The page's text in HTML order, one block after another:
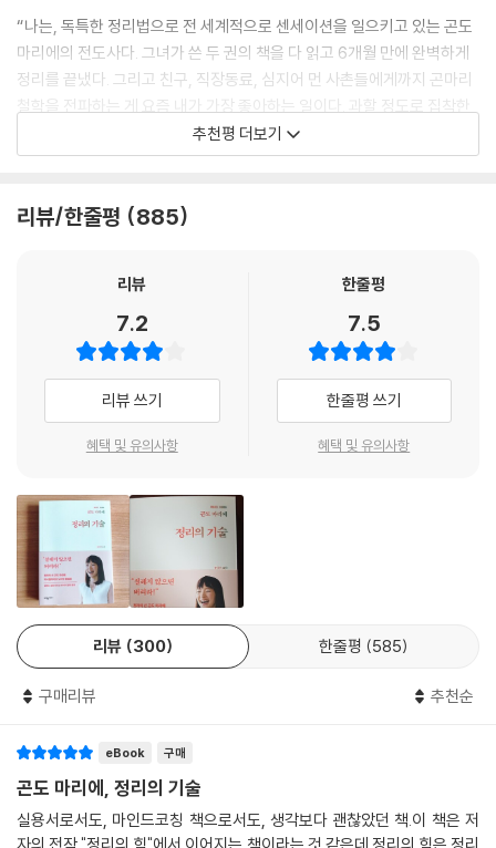
정리는 마음먹기에 달렸다 218
53 가족사진 정리 요령
가족사진은 가족과 함께 정리하자 222
54 디지털 사진 및 추억의 물건 정리 요령
추억의 물건은 가능한 빨리 정리하라 225
56 정리가 가져다준 변화
57 정리가 인간관계에 미치는 효과
58 정리 후 일상의 변화
정리를 끝내면 일상이 정돈된다 241
59 다른 사람의 물건을 다루는 요령
다른 사람의 물건을 함부로 대하지 마라 244
60 타인의 가치관을 인정하기
아이들에게 옷 개는 방법을 가르치자 252
62 즐거운 마음으로 정리하기
정리를 어렵게 생각하지 말자 256
63 추억이 담긴 물건의 가치
설레는 물건은 즐거운 삶을 선사한다 260
에필로그 두려워 말고 정리를 즐겨라 265
리했는데 제자리가 정해지지 않은 물건들이 집 안에 넘쳐나는 상태다. 따
라서 어수선해도 모든 물건에 제자리가 정해져 있다면 정리를 하는 데 문
제될 것이 없다. 나 역시 일이 바쁠 때는 허둥지둥 나갔다가 집에 들어오기
때문에 녹초가 돼서 미처 개지 못한 빨래가 쌓여 있는 경우가 종종 있다. 그
래도 냉정할 수 있는 것은 잠깐만 시간을 들이면 원래의 깔끔한 방으로 돌
아갈 수 있다는 것을 알기 때문이다. ‘30분이면 깨끗해질 수 있다’는 확신
단순히 물건들이 흐트러진 것뿐인데 ‘아, 리바운드되어버렸어’ 하고 착각
하는 것이 문제다. 이런 식으로 생각하면 정리를 하겠다는 의욕이 크게 떨
따라서 정리 축제 과정에서 물건이 어질러졌다고 해서 절대 실망하지 말
도저히 버릴 수 없는 물건이 있다면 굳이 수납을 달리 나누지 말고 당당히
그 자리에 남겨두라고 권한다. ‘3개월 동안 쓰지 않으면 버리는 수밖에 없
다’는 면죄부를 바라는 마음에 물건을 다른 것들과 나눠서 수납하는 것은
--- p.55-56
방은 아직 정리 축제 중이고, 레슨을 계속 이어나가야 하는데 그럴 수 없는
상황이 생긴다.
그런 경우 나는 하는 수 없이 “다음 레슨까지 직접 할 수 있는 범위만큼 해
보세요”라며 과제를 내준다. 이때 고객에게 제시하는 과제와 당부하는 말
중에 하나가 ‘수납의 4원칙’이다. 즉 수납할 때에는 ‘갠다, 세운다, 집중시
킨다, 사각으로 나눈다’ 이 네 가지를 기억해야 한다. 수납의 4원칙은 의류
뿐 아니라 다른 모든 물건의 수납에도 활용할 수 있다.
수납 장소를 결정할 때에는 집의 구조에 따라 세세하게 그 장소를 바꿔야
하는데 이때도 지켜야 할 몇 가지 철칙이 있다. 즉 ‘집 안에 딸린 수납 공간
부터 채우기’와 ‘큰 물건부터 자리 확보하기’다.
완벽한 미니멀라이프를 위한 실용 노하우 총망라!
곤도 마리에, 이 이름을 딴 ‘곤마리하다(to konmari)’는 ‘정리하다’라는
뜻을 지닌 동사로 사용될 정도로 곤도 마리에는 전 세계적으로 유명한 ‘정
리의 여왕’이 되었다. 전 세계에 곤마리 열풍을 몰고온 『정리의 힘』은, 미국
에서는 2014년에, 『The Life-Changing Magic of Tidying Up』이라
만 부 이상 판매되었다. 『정리의 기술』은 그에 이은 두 번째 책으로 미국에
이어 ‘곤마리 정리철학으로 개종하다’라는 뜻의 ‘konvert’라는 신조어도
생겨났다. 지난해 1월, 넷플릭스에서 방영되었던 [곤도 마리에: 설레지 않
으면 버려라]의 에피소드에서도 볼 수 있듯이, 미국과 유럽의 가정에서는
곤마리 열풍이 불고 있다. “정리를 통해 궁극적으로 나에게 무엇이 필요하
고 필요하지 않은지, 무엇을 하고 하지 않아야 하는지”를 명확하게 깨닫게
해주는 ‘곤마리’ 철학으로 삶이 완전히 바뀌는 놀라운 체험을 한 사람들이
한 번에, 단기간에, 완벽하게!
평생 단 한 번의 정리, 누구든 할 수 있다!
‘나는 무엇에 설레고, 무엇에 설레지 않는가?’ 내가 ‘무엇에 설레는지’ 판단
하는 것은 나 자신을 들여다보는 일이다. 설레는 물건만 남기고 버리는 작
업을 하다 보면, 내가 좋아하는 것은 무엇인지, 내가 중요하게 생각하는 것
은 무엇인지, 내가 하고 싶은 일은 무엇인지까지 파악할 수 있게 된다. 이것
해서는 이 과정을 엄격하게 치러야 한다. ‘설렘’을 기준으로 정확하게 판단
첫 책 『정리의 힘』이 ‘정리는 마인드가 90퍼센트’라고 강조하며 ‘먼저 버리
“나는, 독특한 정리법으로 전 세계적으로 센세이션을 일으키고 있는 곤도
마리에의 전도사다. 그녀가 쓴 두 권의 책을 다 읽고 6개월 만에 완벽하게
정리를 끝냈다. 그리고 친구, 직장동료, 심지어 먼 사촌들에게까지 곤마리
철학을 전파하는 게 요즘 내가 가장 좋아하는 일이다. 과할 정도로 집착한
다. 왜냐하면 곤마리 정리법은 정말로 나의 공간을 변화시켰고, 나쁜 습관
까지 부수어버렸기 때문이다.”
은 삶의 큰 방식을 만들어낸다.”
을 사랑스럽고 소중하게 보관할 수 있도록 전 세계 사람들을 돕고 있다.”
- 「버슬」
신이 미래로 나아가도록 돕고 있는가, 과거 속에서 당신을 붙들고 있는
가?”
- 「USA투데이」
추천평 더보기
리뷰/한줄평 885
리뷰
7.2
리뷰 쓰기
혜택 및 유의사항
한줄평
7.5
한줄평 쓰기
혜택 및 유의사항
리뷰 300 한줄평 585
구매리뷰 추천순
eBook 구매
곤도 마리에, 정리의 기술
실용서로서도, 마인드코칭 책으로서도, 생각보다 괜찮았던 책.이 책은 저